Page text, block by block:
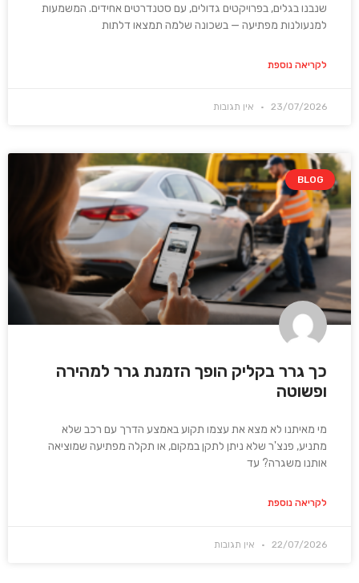
שנבנו בגלים, בפרויקטים גדולים, עם סטנדרטים אחידים. המשמעות
למנעולנות מפתיעה — בשכונה שלמה תמצאו דלתות
לקריאה נוספת
23/07/2026 אין תגובות
BLOG
כך גרר בקליק הופך הזמנת גרר למהירה
ופשוטה
מי מאיתנו לא מצא את עצמו תקוע באמצע הדרך עם רכב שלא
מתניע, פנצ'ר שלא ניתן לתקן במקום, או תקלה מפתיעה שמוציאה
אותנו משגרה? עד
לקריאה נוספת
22/07/2026 אין תגובות